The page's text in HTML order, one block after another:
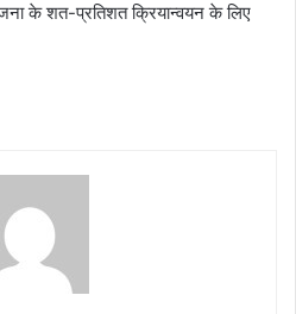
के शत-प्रतिशत क्रियान्वयन के लिए